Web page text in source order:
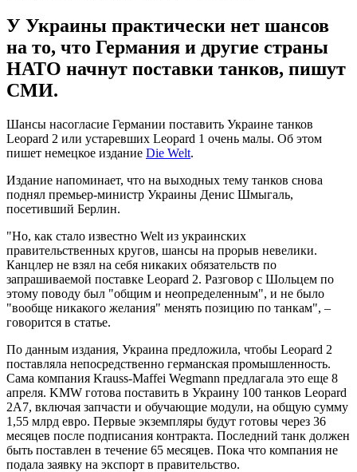
У Украины практически нет шансов
на то, что Германия и другие страны
НАТО начнут поставки танков, пишут
СМИ.
Шансы насогласие Германии поставить Украине танков
Leopard 2 или устаревших Leopard 1 очень малы. Об этом
пишет немецкое издание Die Welt.
Издание напоминает, что на выходных тему танков снова
поднял премьер-министр Украины Денис Шмыгаль,
посетивший Берлин.
"Но, как стало известно Welt из украинских
правительственных кругов, шансы на прорыв невелики.
Канцлер не взял на себя никаких обязательств по
запрашиваемой поставке Leopard 2. Разговор с Шольцем по
этому поводу был "общим и неопределенным", и не было
"вообще никакого желания" менять позицию по танкам", –
говорится в статье.
По данным издания, Украина предложила, чтобы Leopard 2
поставляла непосредственно германская промышленность.
Сама компания Krauss-Maffei Wegmann предлагала это еще 8
апреля. KMW готова поставить в Украину 100 танков Leopard
2A7, включая запчасти и обучающие модули, на общую сумму
1,55 млрд евро. Первые экземпляры будут готовы через 36
месяцев после подписания контракта. Последний танк должен
быть поставлен в течение 65 месяцев. Пока что компания не
подала заявку на экспорт в правительство.